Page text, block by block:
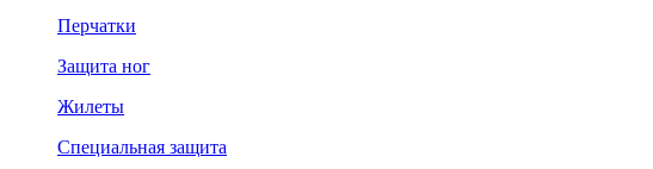
Перчатки
Защита ног
Жилеты
Специальная защита